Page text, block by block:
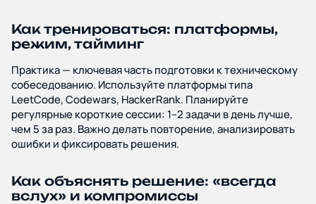
Как тренироваться: платформы,
режим, тайминг
Практика — ключевая часть подготовки к техническому
собеседованию. Используйте платформы типа
LeetCode, Codewars, HackerRank. Планируйте
регулярные короткие сессии: 1–2 задачи в день лучше,
чем 5 за раз. Важно делать повторение, анализировать
ошибки и фиксировать решения.
Как объяснять решение: «всегда
вслух» и компромиссы